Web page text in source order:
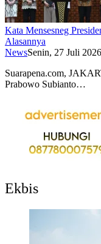
Kata Mensesneg
Alasannya
NewsSenin, 27 Juli
Suarapena.com,
Prabowo Subianto…
Ekbis